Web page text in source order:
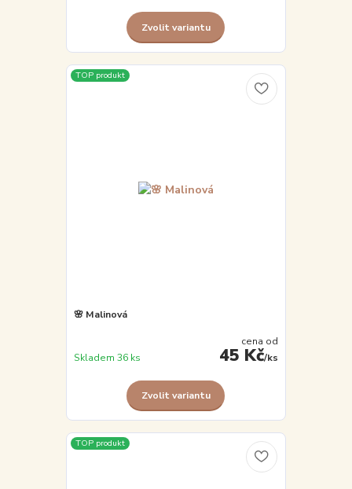
Zvolit variantu
TOP produkt
🌸 Malinová
cena od
45 Kč/ks
Skladem 36 ks
Zvolit variantu
TOP produkt